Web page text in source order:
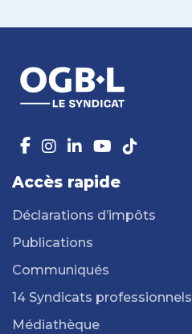
Accès rapide
Déclarations d’impôts
Publications
Communiqués
14 Syndicats professionnels
Médiathèque